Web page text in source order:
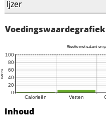
Ijzer
Voedingswaardegrafiek
Inhoud